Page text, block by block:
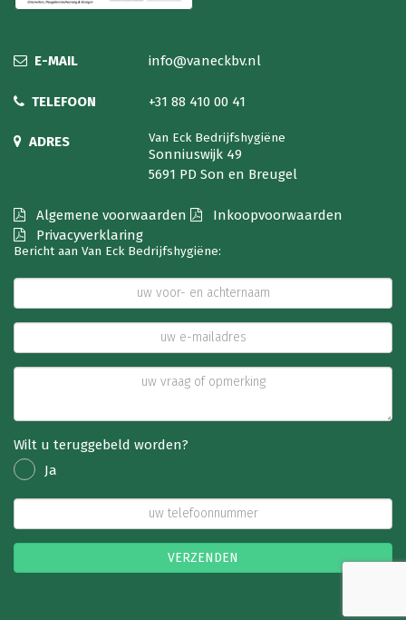
E-MAIL info@vaneckbv.nl
TELEFOON +31 88 410 00 41
ADRES Van Eck Bedrijfshygiëne
Sonniuswijk 49
5691 PD Son en Breugel
Algemene voorwaarden
Inkoopvoorwaarden
Privacyverklaring
Bericht aan Van Eck Bedrijfshygiëne:
Wilt u teruggebeld worden?
Ja
VERZENDEN